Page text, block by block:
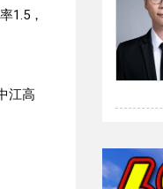
1.5，
江高